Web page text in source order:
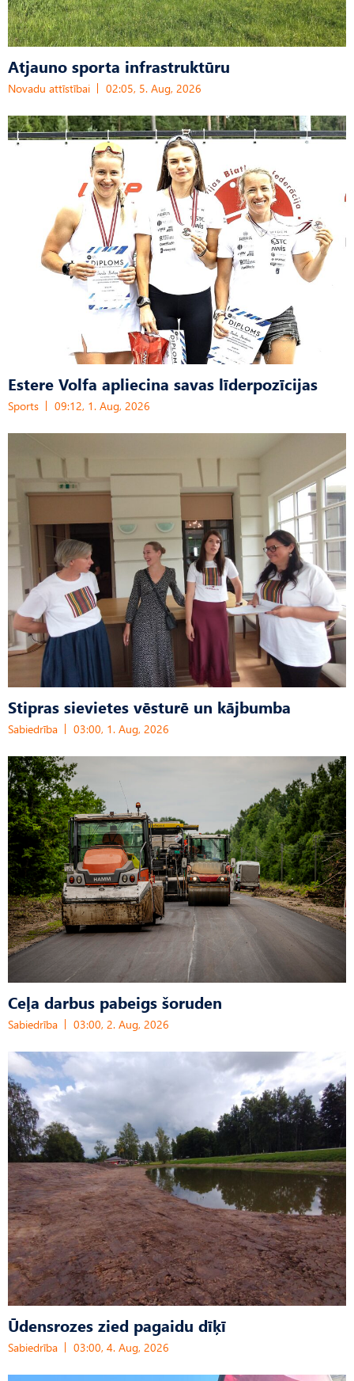
Atjauno sporta infrastruktūru
Novadu attīstībai 02:05, 5. Aug, 2026
Estere Volfa apliecina savas līderpozīcijas
Sports 09:12, 1. Aug, 2026
Stipras sievietes vēsturē un kājbumba
Sabiedrība 03:00, 1. Aug, 2026
Ceļa darbus pabeigs šoruden
Sabiedrība 03:00, 2. Aug, 2026
Ūdensrozes zied pagaidu dīķī
Sabiedrība 03:00, 4. Aug, 2026